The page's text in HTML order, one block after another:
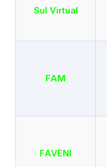
Sul Virtual
FAM
FAVENI